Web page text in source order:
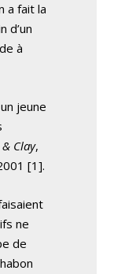
a fait la
d’un
à
jeune
Clay,
[1].
ne
de